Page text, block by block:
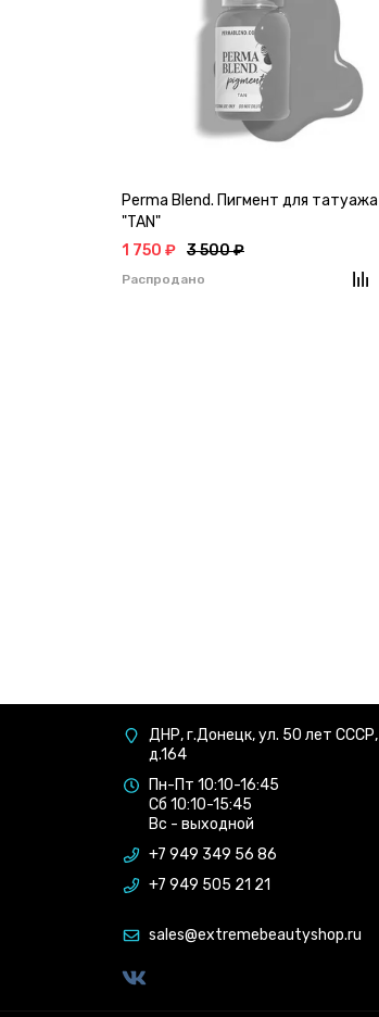
Perma Blend. Пигмент для татуажа
"TAN"
1 750 ₽ 3 500 ₽
Распродано
ДНР, г.Донецк, ул. 50 лет СССР,
д.164
Пн-Пт 10:10-16:45
Сб 10:10-15:45
Вс - выходной
+7 949 349 56 86
+7 949 505 21 21
sales@extremebeautyshop.ru